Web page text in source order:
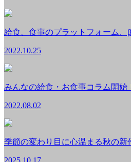
給食、食事のプラットフォーム、
2022.10.25
みんなの給食・お食事コラム開始
2022.08.02
季節の変わり目に心温まる秋の新
2025.10.17